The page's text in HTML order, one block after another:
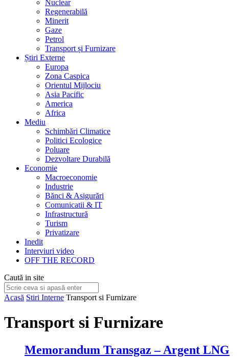
Nuclear
Regenerabilă
Minerit
Gaze
Petrol
Transport și Furnizare
Știri Externe
Europa
Zona Caspica
Orientul Mijlociu
Asia Pacific
America
Africa
Mediu
Schimbări Climatice
Politici Ecologice
Poluare
Dezvoltare Durabilă
Economie
Macroeconomie
Industrie
Bănci & Asigurări
Comunicatii & IT
Infrastructură
Turism
Privatizare
Inedit
Interviuri video
OFF THE RECORD
Caută in site
Acasă Stiri Interne Transport si Furnizare
Transport si Furnizare
Memorandum Transgaz – Argent LNG